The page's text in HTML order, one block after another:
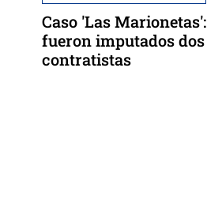
Caso 'Las Marionetas':
fueron imputados dos
contratistas